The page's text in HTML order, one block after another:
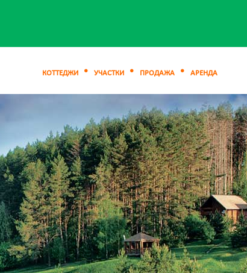
КОТТЕДЖИ УЧАСТКИ ПРОДАЖА АРЕНДА